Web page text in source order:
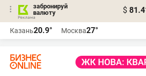
забронируй
валюту
$
Казань20.9° Москва27°